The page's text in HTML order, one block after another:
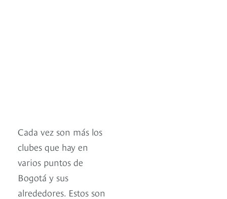
Cada vez son más los
clubes que hay en
varios puntos de
Bogotá y sus
alrededores. Estos son